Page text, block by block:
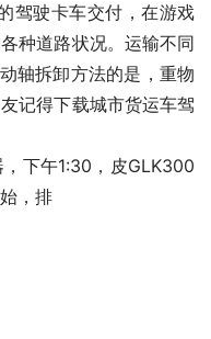
驾驶卡车交付，在游戏
种道路状况。运输不同
轴拆卸方法的是，重物
记得下载城市货运车驾
下午1:30，皮GLK300
，排